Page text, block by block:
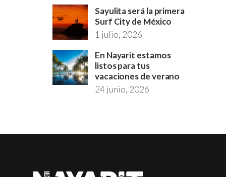
Sayulita será la primera
Surf City de México
1 julio, 2026
En Nayarit estamos
listos para tus
vacaciones de verano
24 junio, 2026